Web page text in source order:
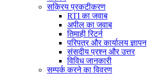
सक्रिय प्रकटीकरण
RTI का जवाब
अपील का जवाब
तिमाही रिटर्न
परिपत्र और कार्यालय ज्ञापन
संसदीय प्रश्न और उत्तर
विविध जानकारी
सम्पर्क करने का विवरण